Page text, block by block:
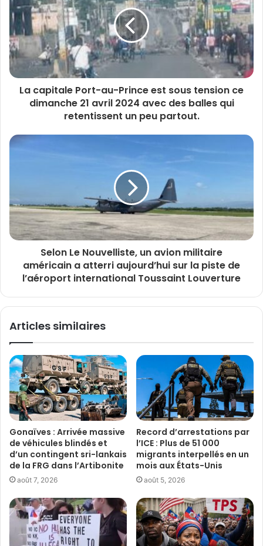
La capitale Port-au-Prince est sous tension ce
dimanche 21 avril 2024 avec des balles qui
retentissent un peu partout.
Selon Le Nouvelliste, un avion militaire
américain a atterri aujourd’hui sur la piste de
l’aéroport international Toussaint Louverture
Articles similaires
Gonaïves : Arrivée massive
de véhicules blindés et
d’un contingent sri-lankais
de la FRG dans l’Artibonite
août 7, 2026
Record d’arrestations par
l’ICE : Plus de 51 000
migrants interpellés en un
mois aux États-Unis
août 5, 2026